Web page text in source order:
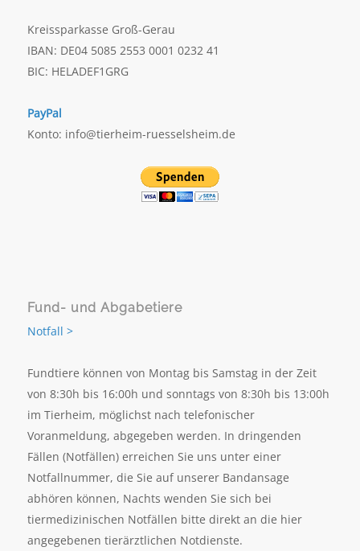
Kreissparkasse Groß-Gerau
IBAN: DE04 5085 2553 0001 0232 41
BIC: HELADEF1GRG
PayPal
Konto: info@tierheim-ruesselsheim.de
Fund- und Abgabetiere
Notfall >
Fundtiere können von Montag bis Samstag in der Zeit
von 8:30h bis 16:00h und sonntags von 8:30h bis 13:00h
im Tierheim, möglichst nach telefonischer
Voranmeldung, abgegeben werden. In dringenden
Fällen (Notfällen) erreichen Sie uns unter einer
Notfallnummer, die Sie auf unserer Bandansage
abhören können, Nachts wenden Sie sich bei
tiermedizinischen Notfällen bitte direkt an die hier
angegebenen tierärztlichen Notdienste.